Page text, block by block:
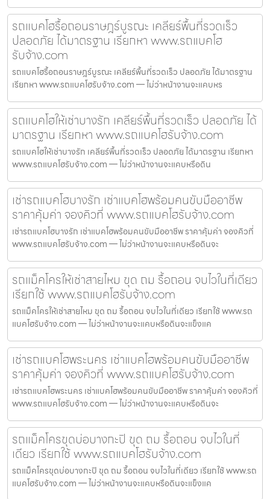
รถแบคโฮรื้อถอนราษฎร์บูรณะ เคลียร์พื้นที่รวดเร็ว
ปลอดภัย ได้มาตรฐาน เรียกหา www.รถแบคโฮ
รับจ้าง.com
รถแบคโฮรื้อถอนราษฎร์บูรณะ เคลียร์พื้นที่รวดเร็ว ปลอดภัย ได้มาตรฐาน
เรียกหา www.รถแบคโฮรับจ้าง.com — ไม่ว่าหน้างานจะแคบหร
รถแบคโฮให้เช่าบางรัก เคลียร์พื้นที่รวดเร็ว ปลอดภัย ได้
มาตรฐาน เรียกหา www.รถแบคโฮรับจ้าง.com
รถแบคโฮให้เช่าบางรัก เคลียร์พื้นที่รวดเร็ว ปลอดภัย ได้มาตรฐาน เรียกหา
www.รถแบคโฮรับจ้าง.com — ไม่ว่าหน้างานจะแคบหรือดิน
เช่ารถแบคโฮบางรัก เช่าแบคโฮพร้อมคนขับมืออาชีพ
ราคาคุ้มค่า จองคิวที่ www.รถแบคโฮรับจ้าง.com
เช่ารถแบคโฮบางรัก เช่าแบคโฮพร้อมคนขับมืออาชีพ ราคาคุ้มค่า จองคิวที่
www.รถแบคโฮรับจ้าง.com — ไม่ว่าหน้างานจะแคบหรือดินจะ
รถแม็คโครให้เช่าสายไหม ขุด ถม รื้อถอน จบไวในที่เดียว
เรียกใช้ www.รถแบคโฮรับจ้าง.com
รถแม็คโครให้เช่าสายไหม ขุด ถม รื้อถอน จบไวในที่เดียว เรียกใช้ www.รถ
แบคโฮรับจ้าง.com — ไม่ว่าหน้างานจะแคบหรือดินจะแข็งแค
เช่ารถแบคโฮพระนคร เช่าแบคโฮพร้อมคนขับมืออาชีพ
ราคาคุ้มค่า จองคิวที่ www.รถแบคโฮรับจ้าง.com
เช่ารถแบคโฮพระนคร เช่าแบคโฮพร้อมคนขับมืออาชีพ ราคาคุ้มค่า จองคิวที่
www.รถแบคโฮรับจ้าง.com — ไม่ว่าหน้างานจะแคบหรือดินจะ
รถแม็คโครขุดบ่อบางกะปิ ขุด ถม รื้อถอน จบไวในที่
เดียว เรียกใช้ www.รถแบคโฮรับจ้าง.com
รถแม็คโครขุดบ่อบางกะปิ ขุด ถม รื้อถอน จบไวในที่เดียว เรียกใช้ www.รถ
แบคโฮรับจ้าง.com — ไม่ว่าหน้างานจะแคบหรือดินจะแข็งแค